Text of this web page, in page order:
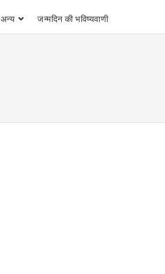
अन्य जन्मदिन की भविष्यवाणी